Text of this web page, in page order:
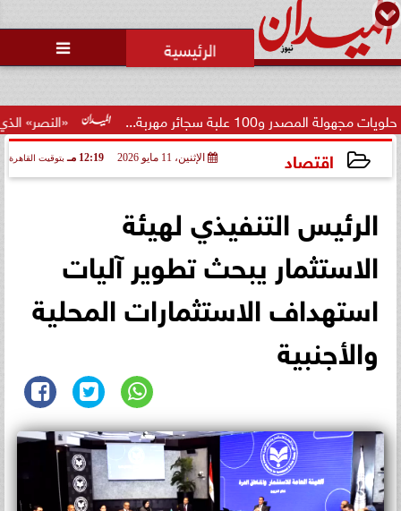

«النصر» الذي لم
اقتصاد الإثنين، 11 مايو 2026 12:19 مـ بتوقيت القاهرة
الرئيس التنفيذي لهيئة
الاستثمار يبحث تطوير آليات
استهداف الاستثمارات المحلية
والأجنبية